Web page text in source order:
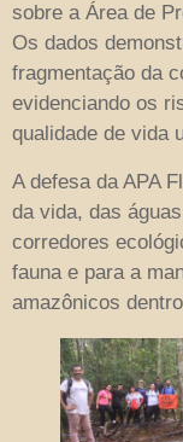
sobre a Área de
Os dados
fragmentação da
evidenciando os
qualidade de vida
A defesa da APA
da vida, das
corredores
fauna e para a
amazônicos